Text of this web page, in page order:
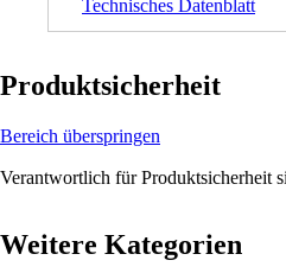
Technisches Datenblatt
Produktsicherheit
Bereich überspringen
Verantwortlich für Produktsicherheit
Weitere Kategorien